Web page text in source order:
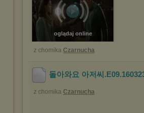
oglądaj online
z chomika Czarnucha
돌아와요 아저씨
z chomika Czarnucha